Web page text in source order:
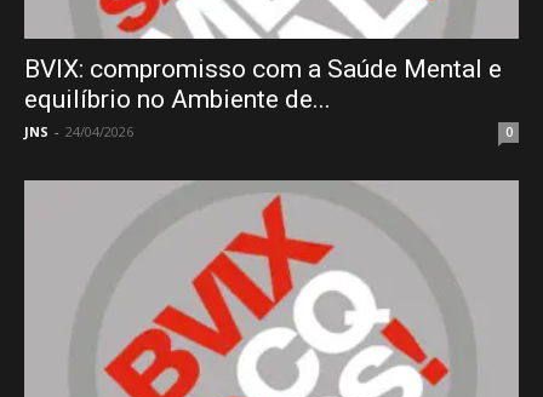
BVIX: compromisso com a Saúde Mental e
equilíbrio no Ambiente de...
JNS - 24/04/2026 0